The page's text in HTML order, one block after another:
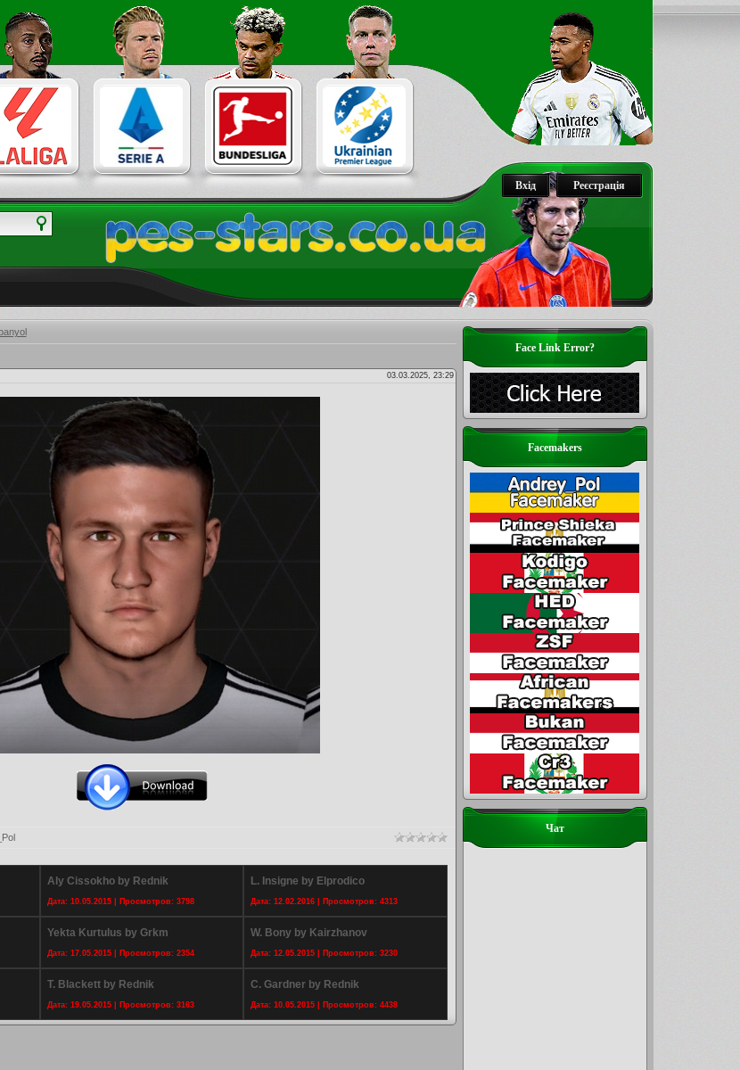
Реєстрація
Вхід
03.03.2025, 23:29
Aly Cissokho by Rednik
Дата: 10.05.2015 | Просмотров: 3798
L. Insigne by Elprodico
Дата: 12.02.2016 | Просмотров: 4313
Yekta Kurtulus by Grkm
Дата: 17.05.2015 | Просмотров: 2354
W. Bony by Kairzhanov
Дата: 12.05.2015 | Просмотров: 3230
T. Blackett by Rednik
Дата: 19.05.2015 | Просмотров: 3163
C. Gardner by Rednik
Дата: 10.05.2015 | Просмотров: 4438
Face Link Error?
Facemakers
Чат